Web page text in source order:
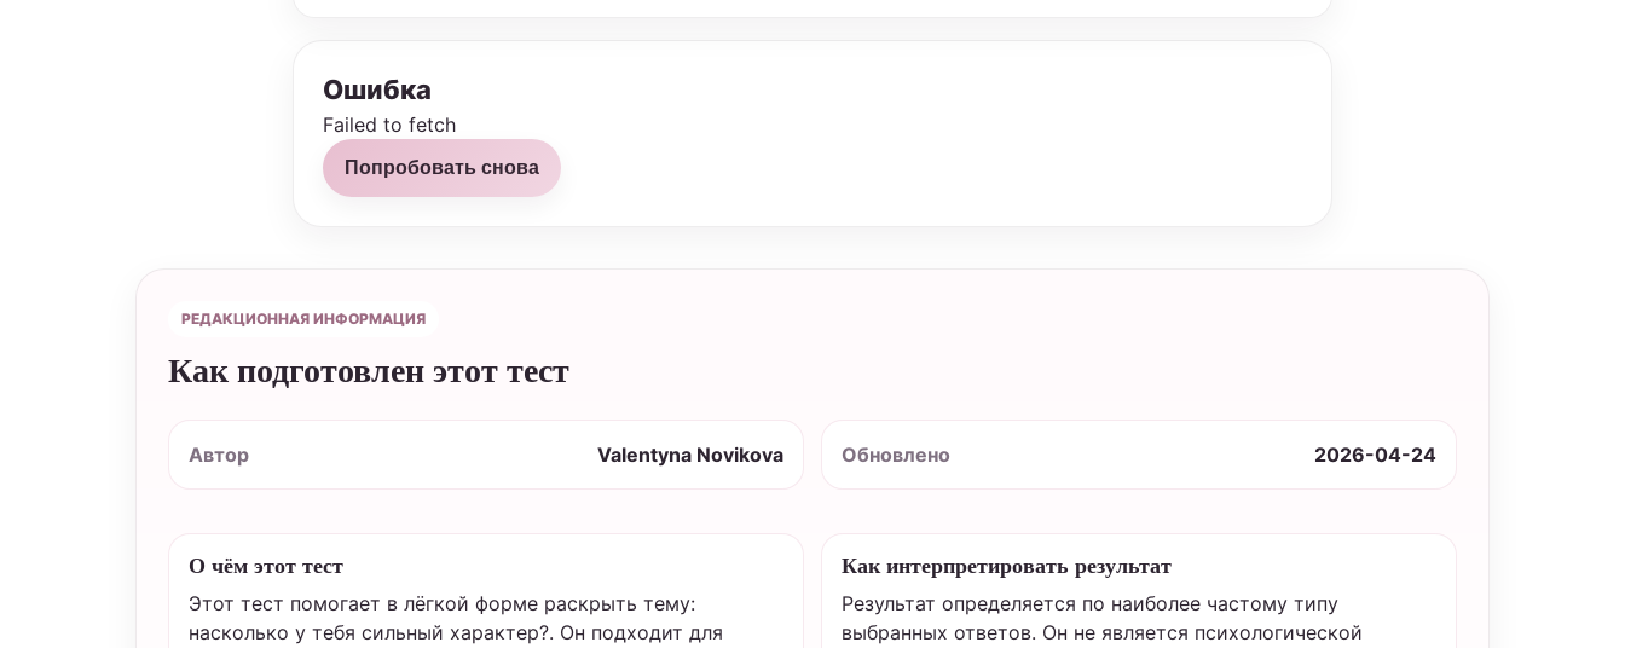
Ошибка
Failed to fetch
Попробовать снова
РЕДАКЦИОННАЯ ИНФОРМАЦИЯ
Как подготовлен этот тест
Автор Valentyna Novikova Обновлено 2026-04-24
О чём этот тест
Этот тест помогает в лёгкой форме раскрыть тему:
насколько у тебя сильный характер?. Он подходит для
Как интерпретировать результат
Результат определяется по наиболее частому типу
выбранных ответов. Он не является психологической